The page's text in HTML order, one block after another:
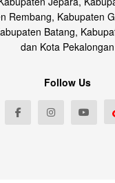
Rembang, Kabupaten
Batang,
dan Kota Pekalongan
Follow Us